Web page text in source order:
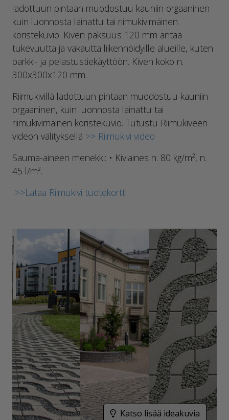
ladottuun pintaan muodostuu kauniin orgaaninen
kuin luonnosta lainattu tai riimukivimäinen
koristekuvio. Kiven paksuus 120 mm antaa
tukevuutta ja vakautta liikennöidyille alueille, kuten
parkki- ja pelastustiekäyttöön. Kiven koko n.
300x300x120 mm.
Riimukivillä ladottuun pintaan muodostuu kauniin
orgaaninen, kuin luonnosta lainattu tai
riimukivimäinen koristekuvio. Tutustu Riimukiveen
videon välityksellä >> Riimukivi video
Sauma-aineen menekki: • Kiviaines n. 80 kg/m², n.
45 l/m².
>>Lataa Riimukivi tuotekortti
Katso lisää ideakuvia